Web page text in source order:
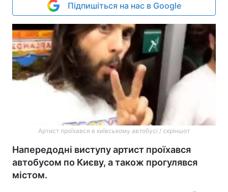
Підпишіться на нас в Google
Артист проїхався в київському автобусі / скріншот
Напередодні виступу артист проїхався
автобусом по Києву, а також прогулявся
містом.